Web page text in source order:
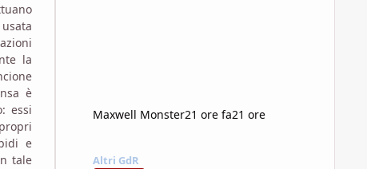
la
è
essi
e
tale
Maxwell Monster21 ore fa21 ore
Altri GdR